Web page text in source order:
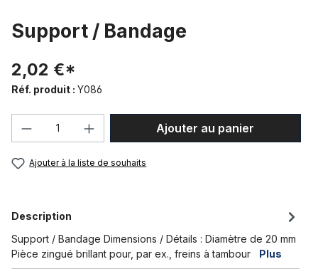
Support / Bandage
2,02 €*
Réf. produit : Y086
Quantité de produit : Entrez la
Ajouter au panier
Ajouter à la liste de souhaits
Description
Support / Bandage Dimensions / Détails : Diamètre de 20 mm
Pièce zingué brillant pour, par ex., freins à tambour Plus